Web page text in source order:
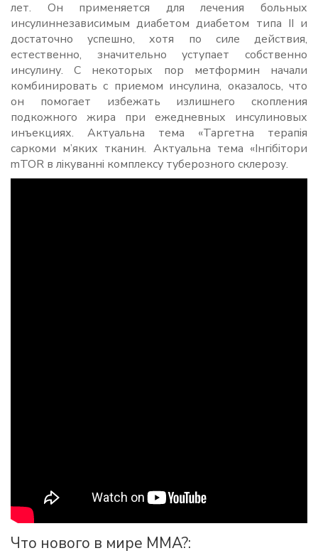
лет. Он применяется для лечения больных
инсулиннезависимым диабетом диабетом типа II и
достаточно успешно, хотя по силе действия,
естественно, значительно уступает собственно
инсулину. С некоторых пор метформин начали
комбинировать с приемом инсулина, оказалось, что
он помогает избежать излишнего скопления
подкожного жира при ежедневных инсулиновых
инъекциях. Актуальна тема «Таргетна терапія
саркоми м’яких тканин. Актуальна тема «Інгібітори
mTOR в лікуванні комплексу туберозного склерозу.
Что нового в мире MMA?: